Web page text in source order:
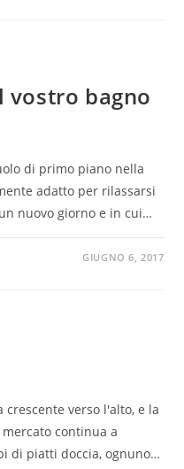
vostro bagno
di primo piano nella
adatto per rilassarsi
nuovo giorno e in cui…
GIUGNO 6, 2017
verso l'alto, e la
continua a
di piatti doccia, ognuno…